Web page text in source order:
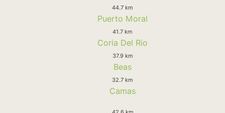
44.7 km
Puerto Moral
41.7 km
Coria Del Rio
37.9 km
Beas
32.7 km
Camas